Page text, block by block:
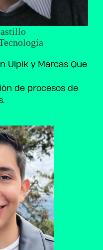
Ulpik y Marcas Que
de procesos de